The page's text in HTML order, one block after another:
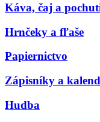
Káva, čaj a
Hrnčeky a fľaše
Papiernictvo
Zápisníky a
Hudba